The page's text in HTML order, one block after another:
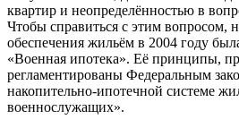
квартир и неопределённостью в
Чтобы справиться с этим вопросом,
обеспечения жильём в 2004 году
«Военная ипотека». Её принципы,
регламентированы Федеральным
накопительно-ипотечной системе
военнослужащих».